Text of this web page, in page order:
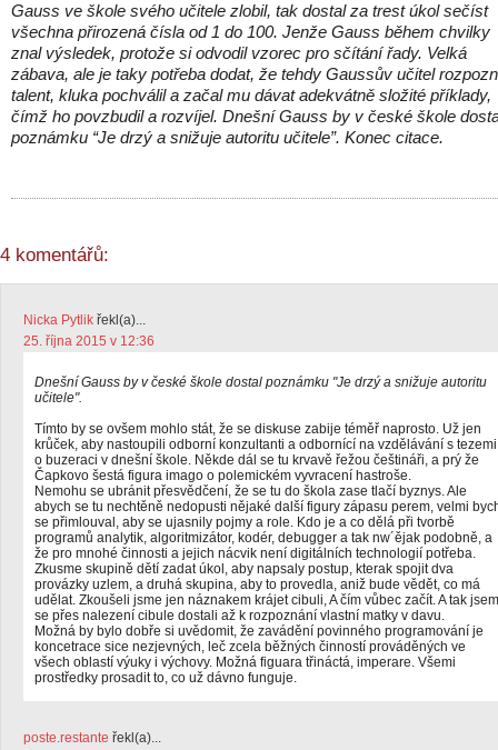
Gauss ve škole svého učitele zlobil, tak dostal za trest úkol sečíst
všechna přirozená čísla od 1 do 100. Jenže Gauss během chvilky
znal výsledek, protože si odvodil vzorec pro sčítání řady. Velká
zábava, ale je taky potřeba dodat, že tehdy Gaussův učitel
talent, kluka pochválil a začal mu dávat adekvátně složité příklady,
čímž ho povzbudil a rozvíjel. Dnešní Gauss by v české škole
poznámku “Je drzý a snižuje autoritu učitele”. Konec citace.
4 komentářů:
Nicka Pytlik řekl(a)...
25. října 2015 v 12:36
Dnešní Gauss by v české škole dostal poznámku "Je drzý a snižuje autoritu
učitele".
Tímto by se ovšem mohlo stát, že se diskuse zabije téměř naprosto. Už jen
krůček, aby nastoupili odborní konzultanti a odbornící na vzdělávání s tezemi
o buzeraci v dnešní škole. Někde dál se tu krvavě řežou češtináři, a prý že
Čapkovo šestá figura imago o polemickém vyvracení hastroše.
Nemohu se ubránit přesvědčení, že se tu do škola zase tlačí byznys. Ale
abych se tu nechtěně nedopusti nějaké další figury zápasu perem, velmi
se přimlouval, aby se ujasnily pojmy a role. Kdo je a co dělá při tvorbě
programů analytik, algoritmizátor, kodér, debugger a tak nw´ějak podobně, a
že pro mnohé činnosti a jejich nácvik není digitálních technologií potřeba.
Zkusme skupině dětí zadat úkol, aby napsaly postup, kterak spojit dva
provázky uzlem, a druhá skupina, aby to provedla, aniž bude vědět, co má
udělat. Zkoušeli jsme jen náznakem krájet cibuli, A čím vůbec začít. A tak jsem
se přes nalezení cibule dostali až k rozpoznání vlastní matky v davu.
Možná by bylo dobře si uvědomit, že zavádění povinného programování je
koncetrace sice nezjevných, leč zcela běžných činností prováděných ve
všech oblastí výuky i výchovy. Možná figuara třináctá, imperare. Všemi
prostředky prosadit to, co už dávno funguje.
poste.restante řekl(a)...